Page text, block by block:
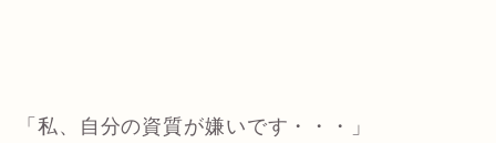
「私、自分の資質が嫌いです・・・」